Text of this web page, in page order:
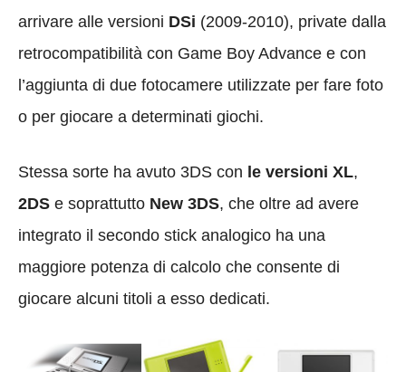
arrivare alle versioni DSi (2009-2010), private dalla
retrocompatibilità con Game Boy Advance e con
l’aggiunta di due fotocamere utilizzate per fare foto
o per giocare a determinati giochi.
Stessa sorte ha avuto 3DS con le versioni XL,
2DS e soprattutto New 3DS, che oltre ad avere
integrato il secondo stick analogico ha una
maggiore potenza di calcolo che consente di
giocare alcuni titoli a esso dedicati.